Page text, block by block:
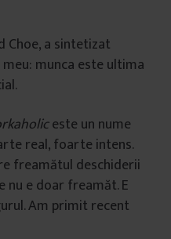
Choe, a sintetizat
munca este ultima
este un nume
real, foarte intens.
freamătul deschiderii
nu e doar freamăt. E
Am primit recent